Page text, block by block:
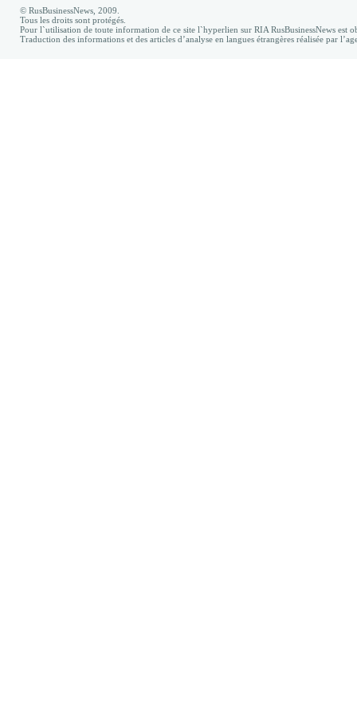
© RusBusinessNews, 2009.
Tous les droits sont protégés.
Pour l`utilisation de toute information de ce site l`hyperlien sur RIA RusBusinessNews est
Traduction des informations et des articles d’analyse en langues étrangères réalisée par